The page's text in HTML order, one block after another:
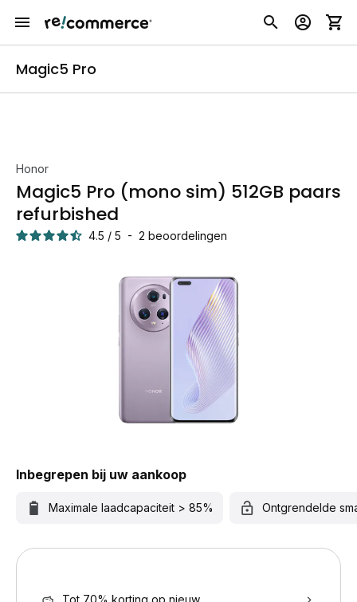
Magic5 Pro
Honor
Magic5 Pro (mono sim) 512GB paars
refurbished
4.5 / 5 - 2 beoordelingen
Inbegrepen bij uw aankoop
Maximale laadcapaciteit > 85% Ontgrendelde
Tot 70% korting op nieuw